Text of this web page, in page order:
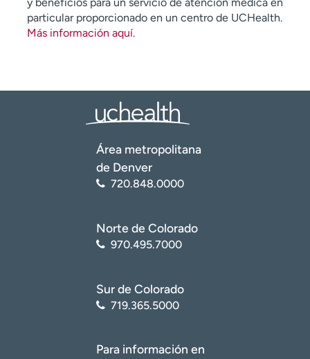
particular proporcionado en un centro de UCHealth.
Más información aquí.
Área metropolitana
de Denver
720.848.0000
Norte de Colorado
970.495.7000
Sur de Colorado
719.365.5000
Para información en